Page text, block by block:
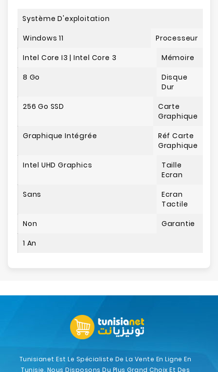
Système D'exploitation
Windows 11
Processeur
Intel Core I3 | Intel Core 3
Mémoire
8 Go
Disque
Dur
256 Go SSD
Carte
Graphique
Graphique Intégrée
Réf Carte
Graphique
Intel UHD Graphics
Taille
Ecran
Sans
Ecran
Tactile
Non
Garantie
1 An
Tunisianet Est Le Spécialiste De La Vente En Ligne En
Tunisie. Nous Disposons Du Plus Grand Choix Et Des